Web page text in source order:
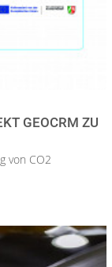
GEOCRM ZU
von CO2